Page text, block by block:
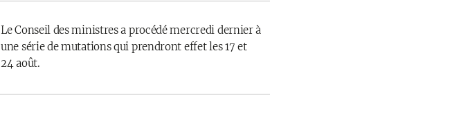
Le Conseil des ministres a procédé mercredi dernier à
une série de mutations qui prendront effet les 17 et
24 août.